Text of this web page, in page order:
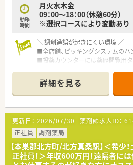
勤務
時間
月火水木金
09：00～18：00（休憩60分）
※選択コースにより変動あり
＼ 調剤過誤が起きにくい環境 ／
■全店舗、ピッキングシステムのハ
■投薬カウンターには薬歴閲覧用タ
■過誤率はひと月あたり、なんと「
過誤が発生しにくい環境を証明し
＼ 自己研鑽をサポート ／
■教育制度にも注力！
研修制度、e-ラーニング・マニュア
講習や学会への補助制度あり♪
＼ 働き方について ／
■年1回、1週間程度の連続休暇が取
詳細を見る
更新日： 2026/07/30 薬剤師求人ID：
正社員
調剤薬局
【本巣郡北方町/北方真桑駅】＜希少
正社員！＞年収600万円！遠隔者に